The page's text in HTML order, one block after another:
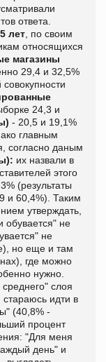
ответа.
лет , по своим
относящихся
магазины
29,4 и 32,5%
24,3 и
- 20,5 и 19,1%
главным
согласно даным
их назвали в
этого
(результаты
и 60,4%). Таким
утверждать,
обувается" не
не
но еще и там
где можно
нужно.
слоя
идти в
(40,8% -
процент
"Для меня
день" и